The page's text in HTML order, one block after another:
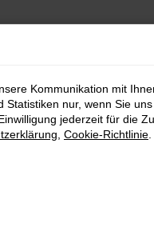
Kommunikation mit
nur, wenn Sie
jederzeit für die
Cookie-Richtlinie